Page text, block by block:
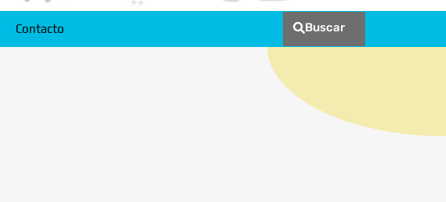
Contacto Buscar